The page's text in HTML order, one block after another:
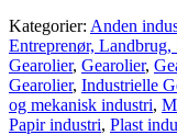
Kategorier: Anden
Entreprenør,
Gearolier, Gearolier,
Gearolier, Industrielle
og mekanisk industri,
Papir industri, Plast